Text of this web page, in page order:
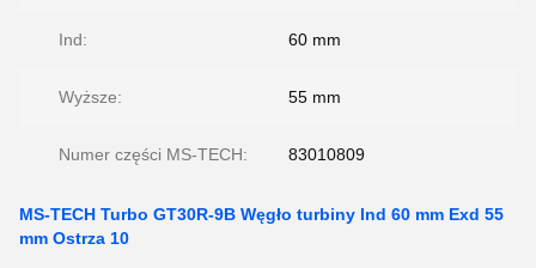
Ind: 60 mm
Wyższe: 55 mm
Numer części MS-TECH: 83010809
MS-TECH Turbo GT30R-9B Węgło turbiny Ind 60 mm Exd 55
mm Ostrza 10